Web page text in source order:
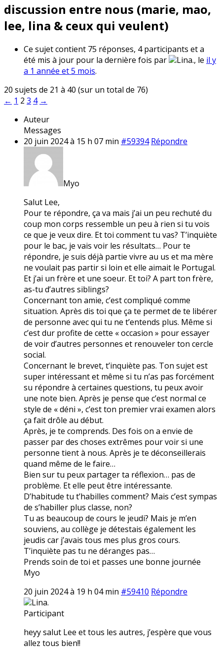
discussion entre nous (marie, mao,
lee, lina & ceux qui veulent)
Ce sujet contient 75 réponses, 4 participants et a
été mis à jour pour la dernière fois par
Lina., le il y
a 1 année et 5 mois.
20 sujets de 21 à 40 (sur un total de 76)
← 1 2 3 4 →
Auteur
Messages
20 juin 2024 à 15 h 07 min #59394 Répondre
Myo
Salut Lee,
Pour te répondre, ça va mais j’ai un peu rechuté du
coup mon corps ressemble un peu à rien si tu vois
ce que je veux dire. Et toi comment tu vas? T’inquiète
pour le bac, je vais voir les résultats… Pour te
répondre, je suis déjà partie vivre au us et ma mère
ne voulait pas partir si loin et elle aimait le Portugal.
Et j’ai un frère et une soeur. Et toi? A part ton frère,
as-tu d’autres siblings?
Concernant ton amie, c’est compliqué comme
situation. Après dis toi que ça te permet de te libérer
de personne avec qui tu ne t’entends plus. Même si
c’est dur profite de cette « occasion » pour essayer
de voir d’autres personnes et renouveler ton cercle
social.
Concernant le brevet, t’inquiète pas. Ton sujet est
super intéressant et même si tu n’as pas forcément
su répondre à certaines questions, tu peux avoir
une note bien. Après je pense que c’est normal ce
style de « déni », c’est ton premier vrai examen alors
ça fait drôle au début.
Après, je te comprends. Des fois on a envie de
passer par des choses extrêmes pour voir si une
personne tient à nous. Après je te déconseillerais
quand même de le faire…
Bien sur tu peux partager ta réflexion… pas de
problème. Et elle peut être intéressante.
D’habitude tu t’habilles comment? Mais c’est sympas
de s’habiller plus classe, non?
Tu as beaucoup de cours le jeudi? Mais je m’en
souviens, au collège je détestais également les
jeudis car j’avais tous mes plus gros cours.
T’inquiète pas tu ne déranges pas…
Prends soin de toi et passes une bonne journée
Myo
20 juin 2024 à 19 h 04 min #59410 Répondre
Lina.
Participant
heyy salut Lee et tous les autres, j’espère que vous
allez tous bien!!